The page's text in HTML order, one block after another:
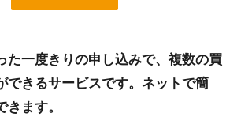
た一度きりの申し込みで、複数の買
できるサービスです。ネットで簡
ます。